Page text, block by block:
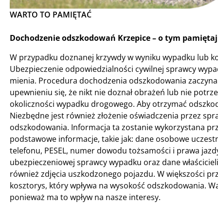
WARTO TO PAMIĘTAĆ
Dochodzenie odszkodowań Krzepice – o tym
W przypadku doznanej krzywdy w wyniku wypadku lub
Ubezpieczenie odpowiedzialności cywilnej sprawcy
mienia. Procedura dochodzenia odszkodowania
upewnieniu się, że nikt nie doznał obrażeń lub nie
okoliczności wypadku drogowego. Aby otrzymać
Niezbędne jest również złożenie oświadczenia przez
odszkodowania. Informacja ta zostanie wykorzystana
podstawowe informacje, takie jak: dane osobowe
telefonu, PESEL, numer dowodu tożsamości i prawa
ubezpieczeniowej sprawcy wypadku oraz dane
również zdjęcia uszkodzonego pojazdu. W większości
kosztorys, który wpływa na wysokość odszkodowania.
ponieważ ma to wpływ na nasze interesy.